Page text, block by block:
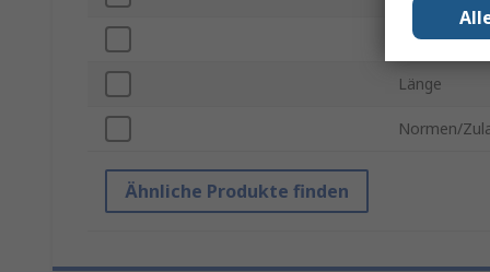
Lebensdauer
Länge
Normen/
Ähnliche Produkte finden